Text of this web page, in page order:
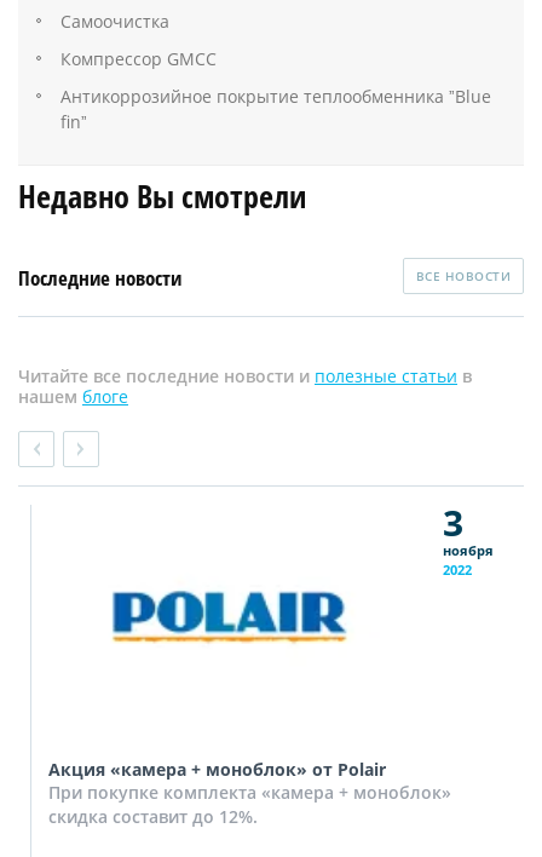
Самоочистка
Компрессор GMCC
Антикоррозийное покрытие теплообменника ˮBlue
finˮ
Недавно Вы смотрели
Последние новости ВСЕ НОВОСТИ
Читайте все последние новости и полезные статьи в
нашем блоге
3
ноября
2022
Акция «камера + моноблок» от Polair
При покупке комплекта «камера + моноблок»
скидка составит до 12%.